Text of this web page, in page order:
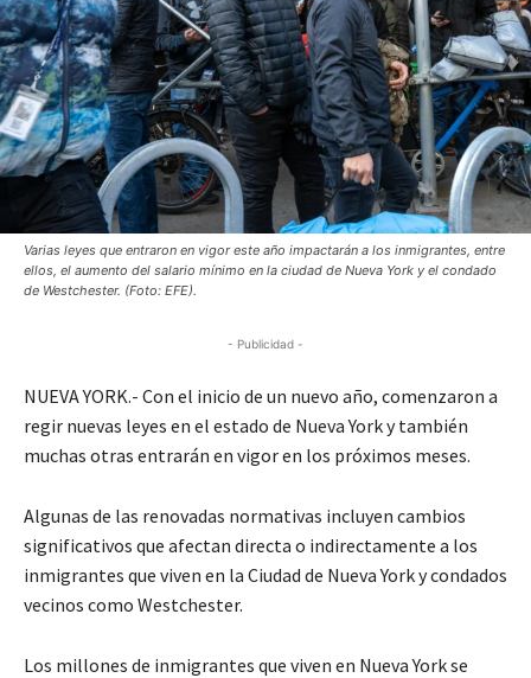
Varias leyes que entraron en vigor este año impactarán a los inmigrantes, entre
ellos, el aumento del salario mínimo en la ciudad de Nueva York y el condado
de Westchester. (Foto: EFE).
- Publicidad -
NUEVA YORK.- Con el inicio de un nuevo año, comenzaron a
regir nuevas leyes en el estado de Nueva York y también
muchas otras entrarán en vigor en los próximos meses.
Algunas de las renovadas normativas incluyen cambios
significativos que afectan directa o indirectamente a los
inmigrantes que viven en la Ciudad de Nueva York y condados
vecinos como Westchester.
Los millones de inmigrantes que viven en Nueva York se